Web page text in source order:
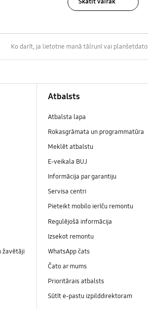
Ko darīt, ja lietotne manā tālrunī vai
žavētāji
Atbalsts
Atbalsta lapa
Rokasgrāmata un programmatūra
Meklēt atbalstu
E-veikala BUJ
Informācija par garantiju
Servisa centri
Pieteikt mobilo ierīču remontu
Regulējošā informācija
Izsekot remontu
WhatsApp čats
Čato ar mums
Prioritārais atbalsts
Sūtīt e-pastu izpilddirektoram